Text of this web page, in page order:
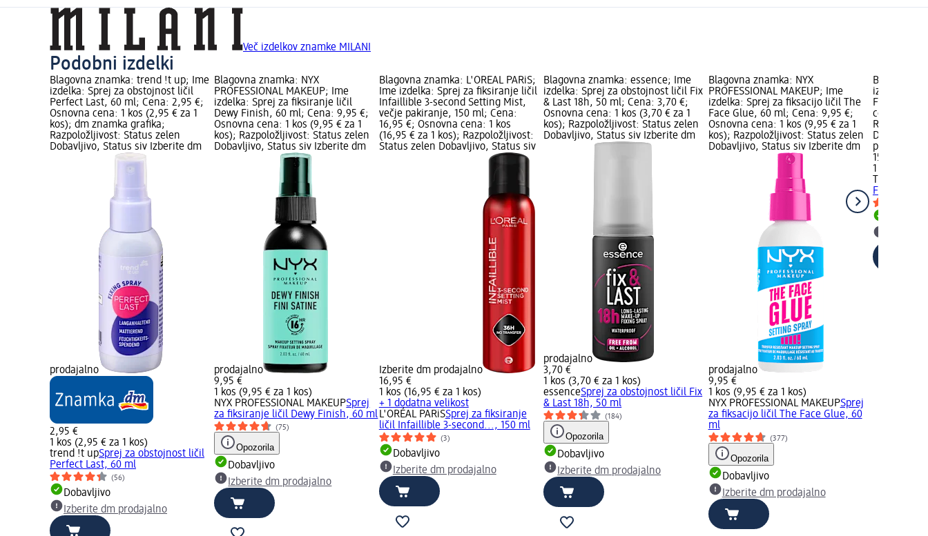
Več izdelkov znamke MILANI
Podobni izdelki
Blagovna znamka: trend !t up; Ime
izdelka: Sprej za obstojnost ličil
Perfect Last, 60 ml; Cena: 2,95 €;
Osnovna cena: 1 kos (2,95 € za 1
kos); dm znamka grafika;
Razpoložljivost: Status zelen
Dobavljivo, Status siv Izberite dm
prodajalno
2,95 €
1 kos (2,95 € za 1 kos)
trend !t upSprej za obstojnost ličil
Perfect Last, 60 ml
(56)
Dobavljivo
Izberite dm prodajalno
Blagovna znamka: NYX
PROFESSIONAL MAKEUP; Ime
izdelka: Sprej za fiksiranje ličil
Dewy Finish, 60 ml; Cena: 9,95 €;
Osnovna cena: 1 kos (9,95 € za 1
kos); Razpoložljivost: Status zelen
Dobavljivo, Status siv Izberite dm
prodajalno
9,95 €
1 kos (9,95 € za 1 kos)
NYX PROFESSIONAL MAKEUPSprej
za fiksiranje ličil Dewy Finish, 60 ml
(75)
Opozorila
Dobavljivo
Izberite dm prodajalno
Blagovna znamka: L'ORÉAL PARiS;
Ime izdelka: Sprej za fiksiranje ličil
Infaillible 3-second Setting Mist,
večje pakiranje, 150 ml; Cena:
16,95 €; Osnovna cena: 1 kos
(16,95 € za 1 kos); Razpoložljivost:
Status zelen Dobavljivo, Status siv
Izberite dm prodajalno
16,95 €
1 kos (16,95 € za 1 kos)
+ 1 dodatna velikost
L'ORÉAL PARiSSprej za fiksiranje
ličil Infaillible 3-second..., 150 ml
(3)
Dobavljivo
Izberite dm prodajalno
Blagovna znamka: essence; Ime
izdelka: Sprej za obstojnost ličil Fix
& Last 18h, 50 ml; Cena: 3,70 €;
Osnovna cena: 1 kos (3,70 € za 1
kos); Razpoložljivost: Status zelen
Dobavljivo, Status siv Izberite dm
prodajalno
3,70 €
1 kos (3,70 € za 1 kos)
essenceSprej za obstojnost ličil Fix
& Last 18h, 50 ml
(184)
Opozorila
Dobavljivo
Izberite dm prodajalno
Blagovna znamka: NYX
PROFESSIONAL MAKEUP; Ime
izdelka: Sprej za fiksacijo ličil The
Face Glue, 60 ml; Cena: 9,95 €;
Osnovna cena: 1 kos (9,95 € za 1
kos); Razpoložljivost: Status zelen
Dobavljivo, Status siv Izberite dm
prodajalno
9,95 €
1 kos (9,95 € za 1 kos)
NYX PROFESSIONAL MAKEUPSprej
za fiksacijo ličil The Face Glue, 60
ml
(377)
Opozorila
Dobavljivo
Izberite dm prodajalno
Blagovna
izdelka:
Fit, 80 ml;
cena: 1 kos
Dobavljivo,
prodajalno
15,60 €
1 kos
TIRTIR
Fit, 80 ml